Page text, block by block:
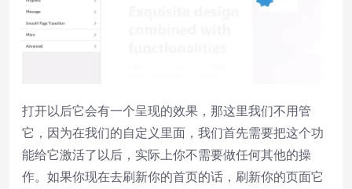
打开以后它会有一个呈现的效果，那这里我们不用管
它，因为在我们的自定义里面，我们首先需要把这个功
能给它激活了以后，实际上你不需要做任何其他的操
作。如果你现在去刷新你的首页的话，刷新你的页面它